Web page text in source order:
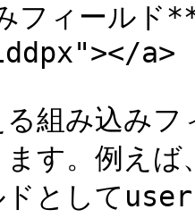
フィール
a>
組み込み
す。例え
ドとして